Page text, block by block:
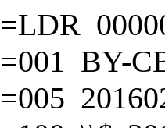
=LDR
=001 BY-
=005